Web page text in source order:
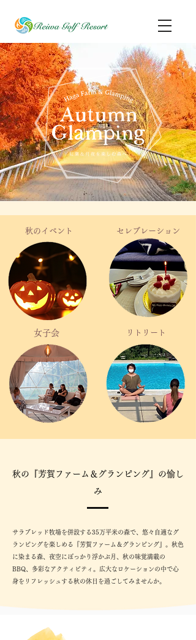
セレブレーション
リトリート
女子会
秋のイベント
秋の『芳賀ファーム＆グランピング』の愉し
み
サラブレッド牧場を併設する35万平米の森で、悠々自適なグ
ランピングを楽しめる『芳賀ファーム＆グランピング』。秋色
に染まる森、夜空にぽっかり浮かぶ月、秋の味覚満載の
BBQ、多彩なアクティビティ。広大なロケーションの中で心
身をリフレッシュする秋の休日を過ごしてみませんか。